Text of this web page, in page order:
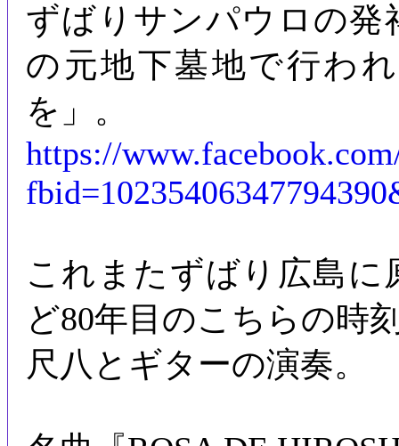
ずばりサンパウロの発
の元地下墓地で行わ
を」。
https://
これまたずばり広島
ど80年目のこちらの時
尺八とギターの演奏。